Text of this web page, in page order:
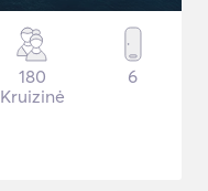
180
Kruizinė
6